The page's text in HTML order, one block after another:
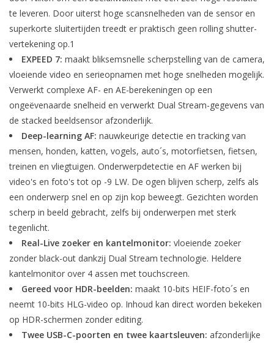
te leveren. Door uiterst hoge scansnelheden van de sensor en
superkorte sluitertijden treedt er praktisch geen rolling shutter-
vertekening op.1
EXPEED 7: maakt bliksemsnelle scherpstelling van de camera,
vloeiende video en serieopnamen met hoge snelheden mogelijk.
Verwerkt complexe AF- en AE-berekeningen op een
ongeëvenaarde snelheid en verwerkt Dual Stream-gegevens van
de stacked beeldsensor afzonderlijk.
Deep-learning AF: nauwkeurige detectie en tracking van
mensen, honden, katten, vogels, auto´s, motorfietsen, fietsen,
treinen en vliegtuigen. Onderwerpdetectie en AF werken bij
video's en foto's tot op -9 LW. De ogen blijven scherp, zelfs als
een onderwerp snel en op zijn kop beweegt. Gezichten worden
scherp in beeld gebracht, zelfs bij onderwerpen met sterk
tegenlicht.
Real-Live zoeker en kantelmonitor: vloeiende zoeker
zonder black-out dankzij Dual Stream technologie. Heldere
kantelmonitor over 4 assen met touchscreen.
Gereed voor HDR-beelden: maakt 10-bits HEIF-foto´s en
neemt 10-bits HLG-video op. Inhoud kan direct worden bekeken
op HDR-schermen zonder editing.
Twee USB-C-poorten en twee kaartsleuven: afzonderlijke